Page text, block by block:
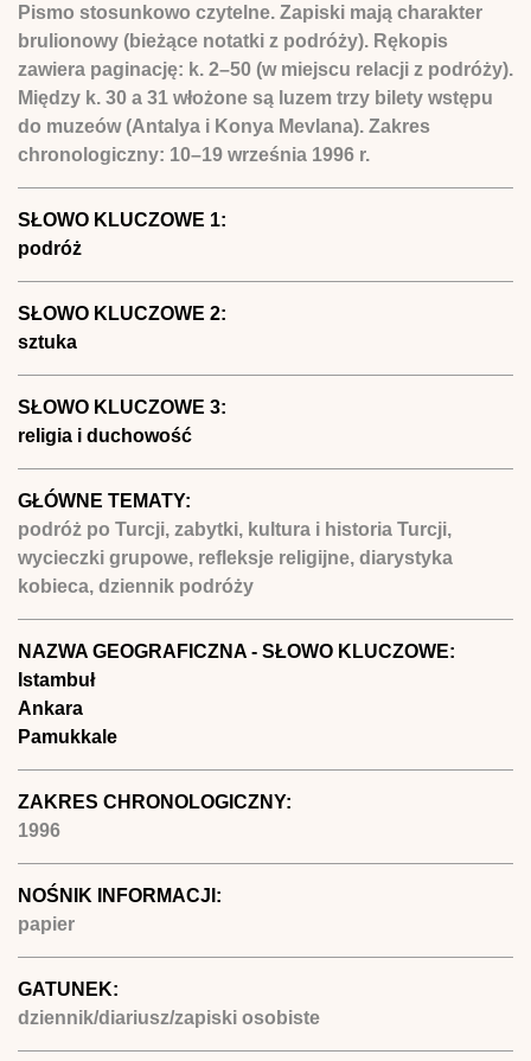
Pismo stosunkowo czytelne. Zapiski mają charakter
brulionowy (bieżące notatki z podróży). Rękopis
zawiera paginację: k. 2–50 (w miejscu relacji z podróży).
Między k. 30 a 31 włożone są luzem trzy bilety wstępu
do muzeów (Antalya i Konya Mevlana). Zakres
chronologiczny: 10–19 września 1996 r.
SŁOWO KLUCZOWE 1:
podróż
SŁOWO KLUCZOWE 2:
sztuka
SŁOWO KLUCZOWE 3:
religia i duchowość
GŁÓWNE TEMATY:
podróż po Turcji, zabytki, kultura i historia Turcji,
wycieczki grupowe, refleksje religijne, diarystyka
kobieca, dziennik podróży
NAZWA GEOGRAFICZNA - SŁOWO KLUCZOWE:
Istambuł
Ankara
Pamukkale
ZAKRES CHRONOLOGICZNY:
1996
NOŚNIK INFORMACJI:
papier
GATUNEK:
dziennik/diariusz/zapiski osobiste